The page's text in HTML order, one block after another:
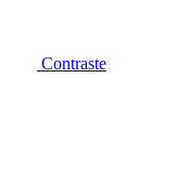
Contraste